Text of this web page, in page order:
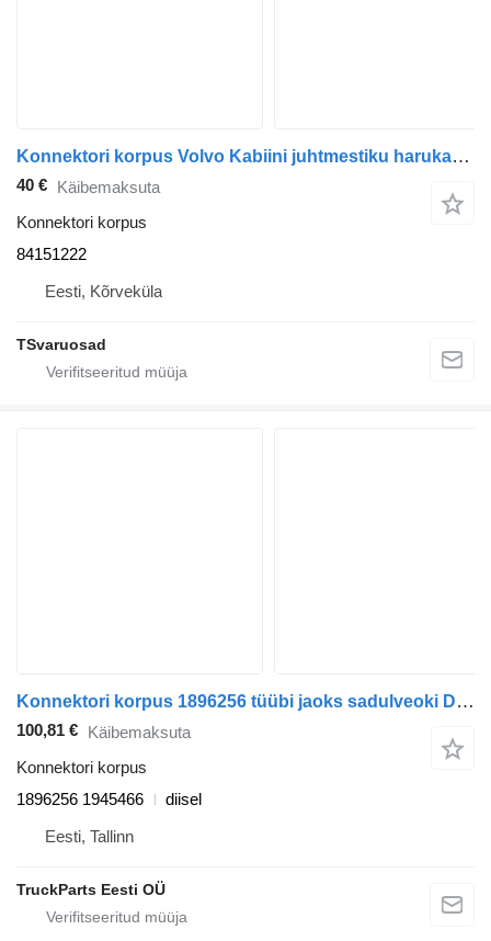
Konnektori korpus Volvo Kabiini juhtmestiku harukarp 84151222 tüübi jaoks sadulveoki Volvo FH
40 € Käibemaksuta
Konnektori korpus
84151222
Eesti, Kõrveküla
TSvaruosad
Konnektori korpus 1896256 tüübi jaoks sadulveoki DAF XF106 (2014)
100,81 € Käibemaksuta
Konnektori korpus
1896256 1945466
diisel
Eesti, Tallinn
TruckParts Eesti OÜ